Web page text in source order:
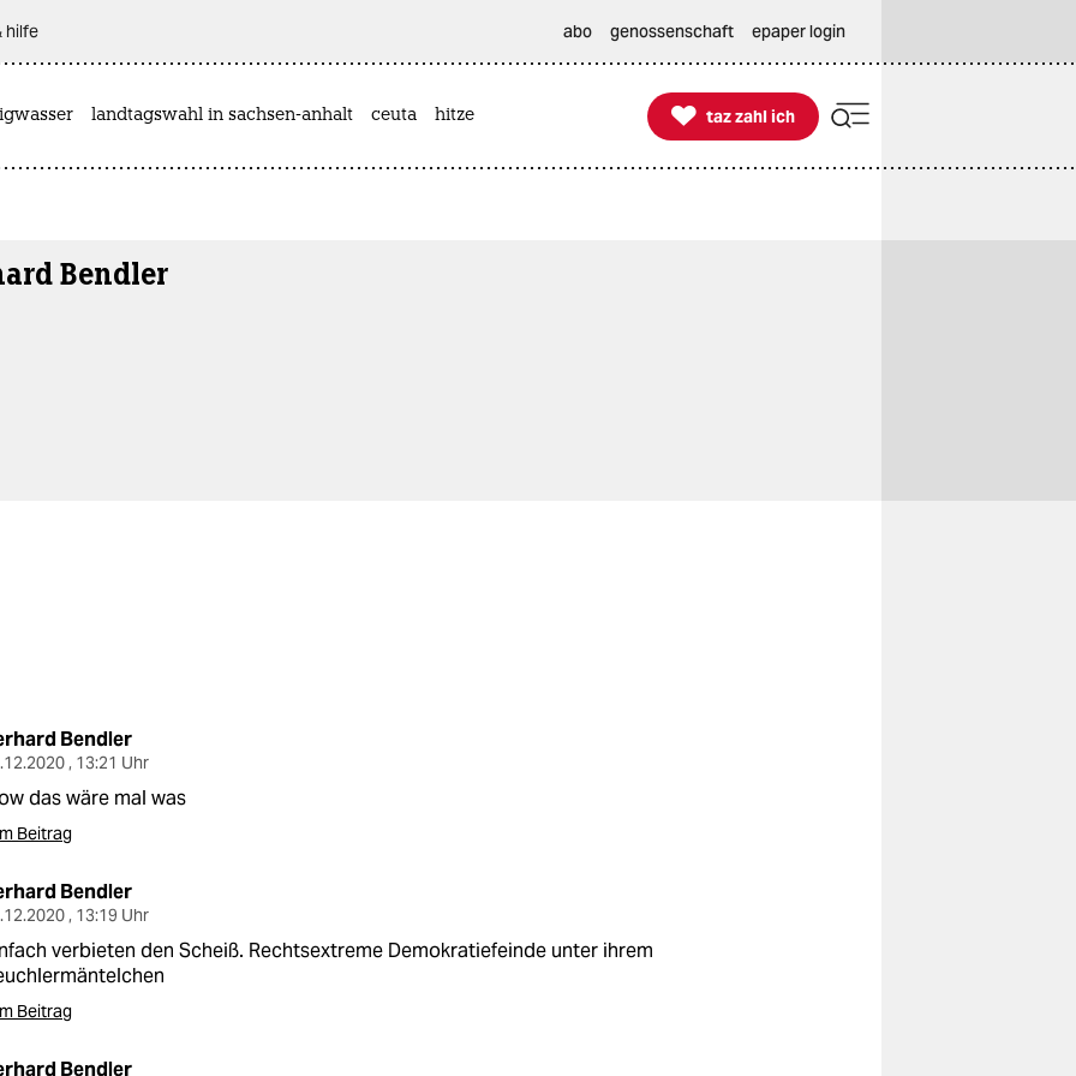
hilfe abo genossenschaft epaper login
landtagswahl in sachsen-anhalt ceuta hitze 
taz zahl ich
taz zahl ich
Bendler
Bendler
, 13:21 Uhr
das wäre mal was
Beitrag
Bendler
, 13:19 Uhr
verbieten den Scheiß. Rechtsextreme Demokratiefeinde unter ihrem
Beitrag
Bendler